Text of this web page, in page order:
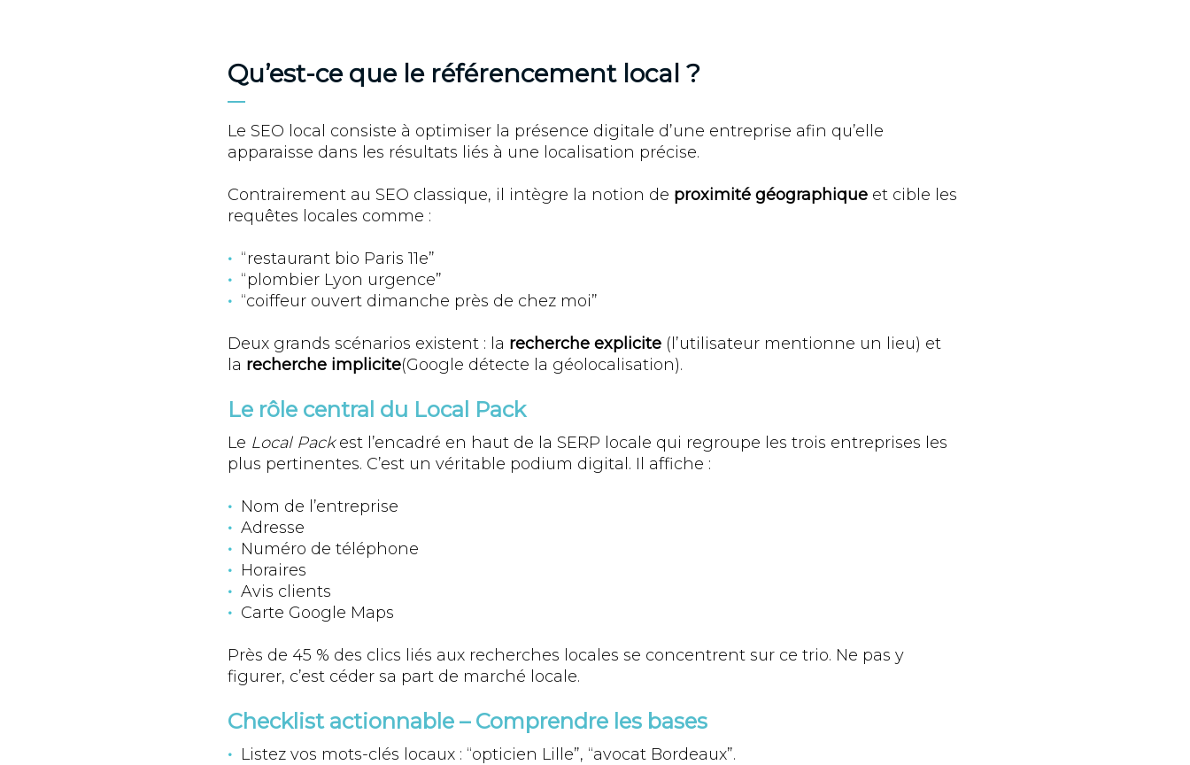
Qu’est-ce que le référencement local ?
Le SEO local consiste à optimiser la présence digitale d’une entreprise afin qu’elle
apparaisse dans les résultats liés à une localisation précise.
Contrairement au SEO classique, il intègre la notion de proximité géographique et cible les
requêtes locales comme :
“restaurant bio Paris 11e”
“plombier Lyon urgence”
“coiffeur ouvert dimanche près de chez moi”
Deux grands scénarios existent : la recherche explicite (l’utilisateur mentionne un lieu) et
la recherche implicite(Google détecte la géolocalisation).
Le rôle central du Local Pack
Le Local Packest l’encadré en haut de la SERP locale qui regroupe les trois entreprises les
plus pertinentes. C’est un véritable podium digital. Il affiche :
Nom de l’entreprise
Adresse
Numéro de téléphone
Horaires
Avis clients
Carte Google Maps
Près de 45 % des clics liés aux recherches locales se concentrent sur ce trio. Ne pas y
figurer, c’est céder sa part de marché locale.
Checklist actionnable – Comprendre les bases
Listez vos mots-clés locaux : “opticien Lille”, “avocat Bordeaux”.